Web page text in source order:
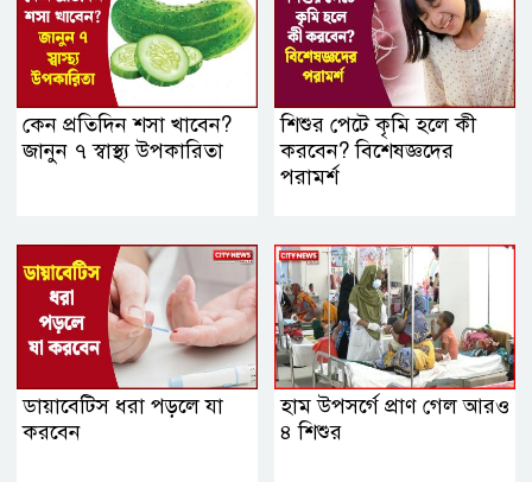
কেন প্রতিদিন শসা খাবেন?
জানুন ৭ স্বাস্থ্য উপকারিতা
শিশুর পেটে কৃমি হলে কী
করবেন? বিশেষজ্ঞদের
পরামর্শ
ডায়াবেটিস ধরা পড়লে যা
করবেন
হাম উপসর্গে প্রাণ গেল আরও
৪ শিশুর